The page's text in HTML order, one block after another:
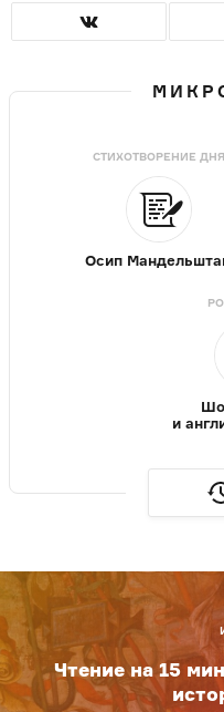
СТИХОТВОРЕНИЕ ДНЯ
Осип
и
Чтение на 15